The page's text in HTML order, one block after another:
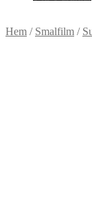
Hem / Smalfilm /